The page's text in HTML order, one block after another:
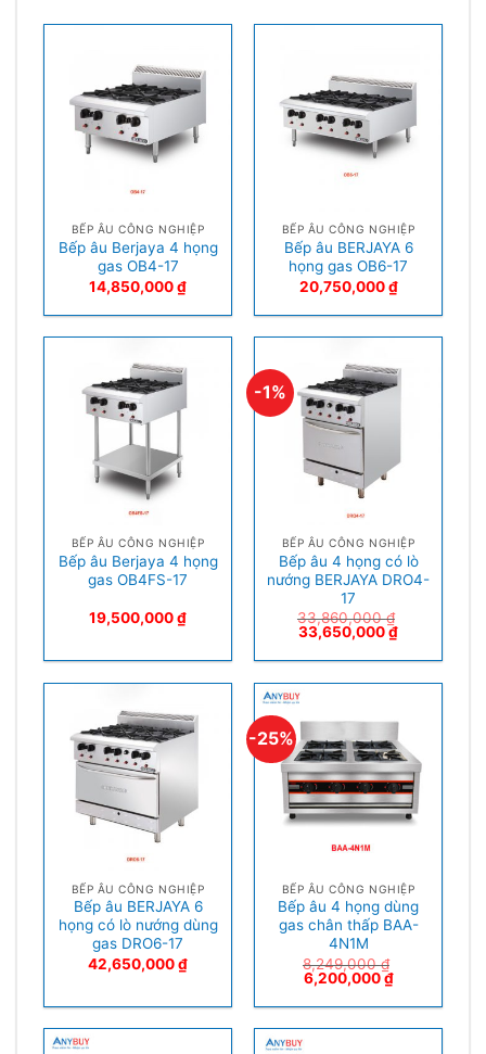
BẾP ÂU CÔNG NGHIỆP
Bếp âu Berjaya 4 họng
gas OB4-17
14,850,000₫
BẾP ÂU CÔNG NGHIỆP
Bếp âu BERJAYA 6
họng gas OB6-17
20,750,000₫
BẾP ÂU CÔNG NGHIỆP
Bếp âu Berjaya 4 họng
gas OB4FS-17
19,500,000₫
-1%
BẾP ÂU CÔNG NGHIỆP
Bếp âu 4 họng có lò
nướng BERJAYA DRO4-
17
33,860,000₫
33,650,000₫
BẾP ÂU CÔNG NGHIỆP
Bếp âu BERJAYA 6
họng có lò nướng dùng
gas DRO6-17
42,650,000₫
-25%
BẾP ÂU CÔNG NGHIỆP
Bếp âu 4 họng dùng
gas chân thấp BAA-
4N1M
8,249,000₫
6,200,000₫